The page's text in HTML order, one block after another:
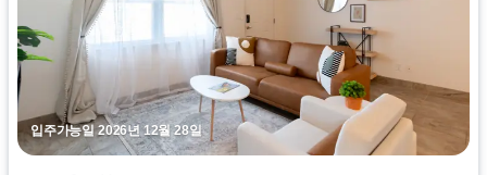
입주가능일 2026년 12월 28일